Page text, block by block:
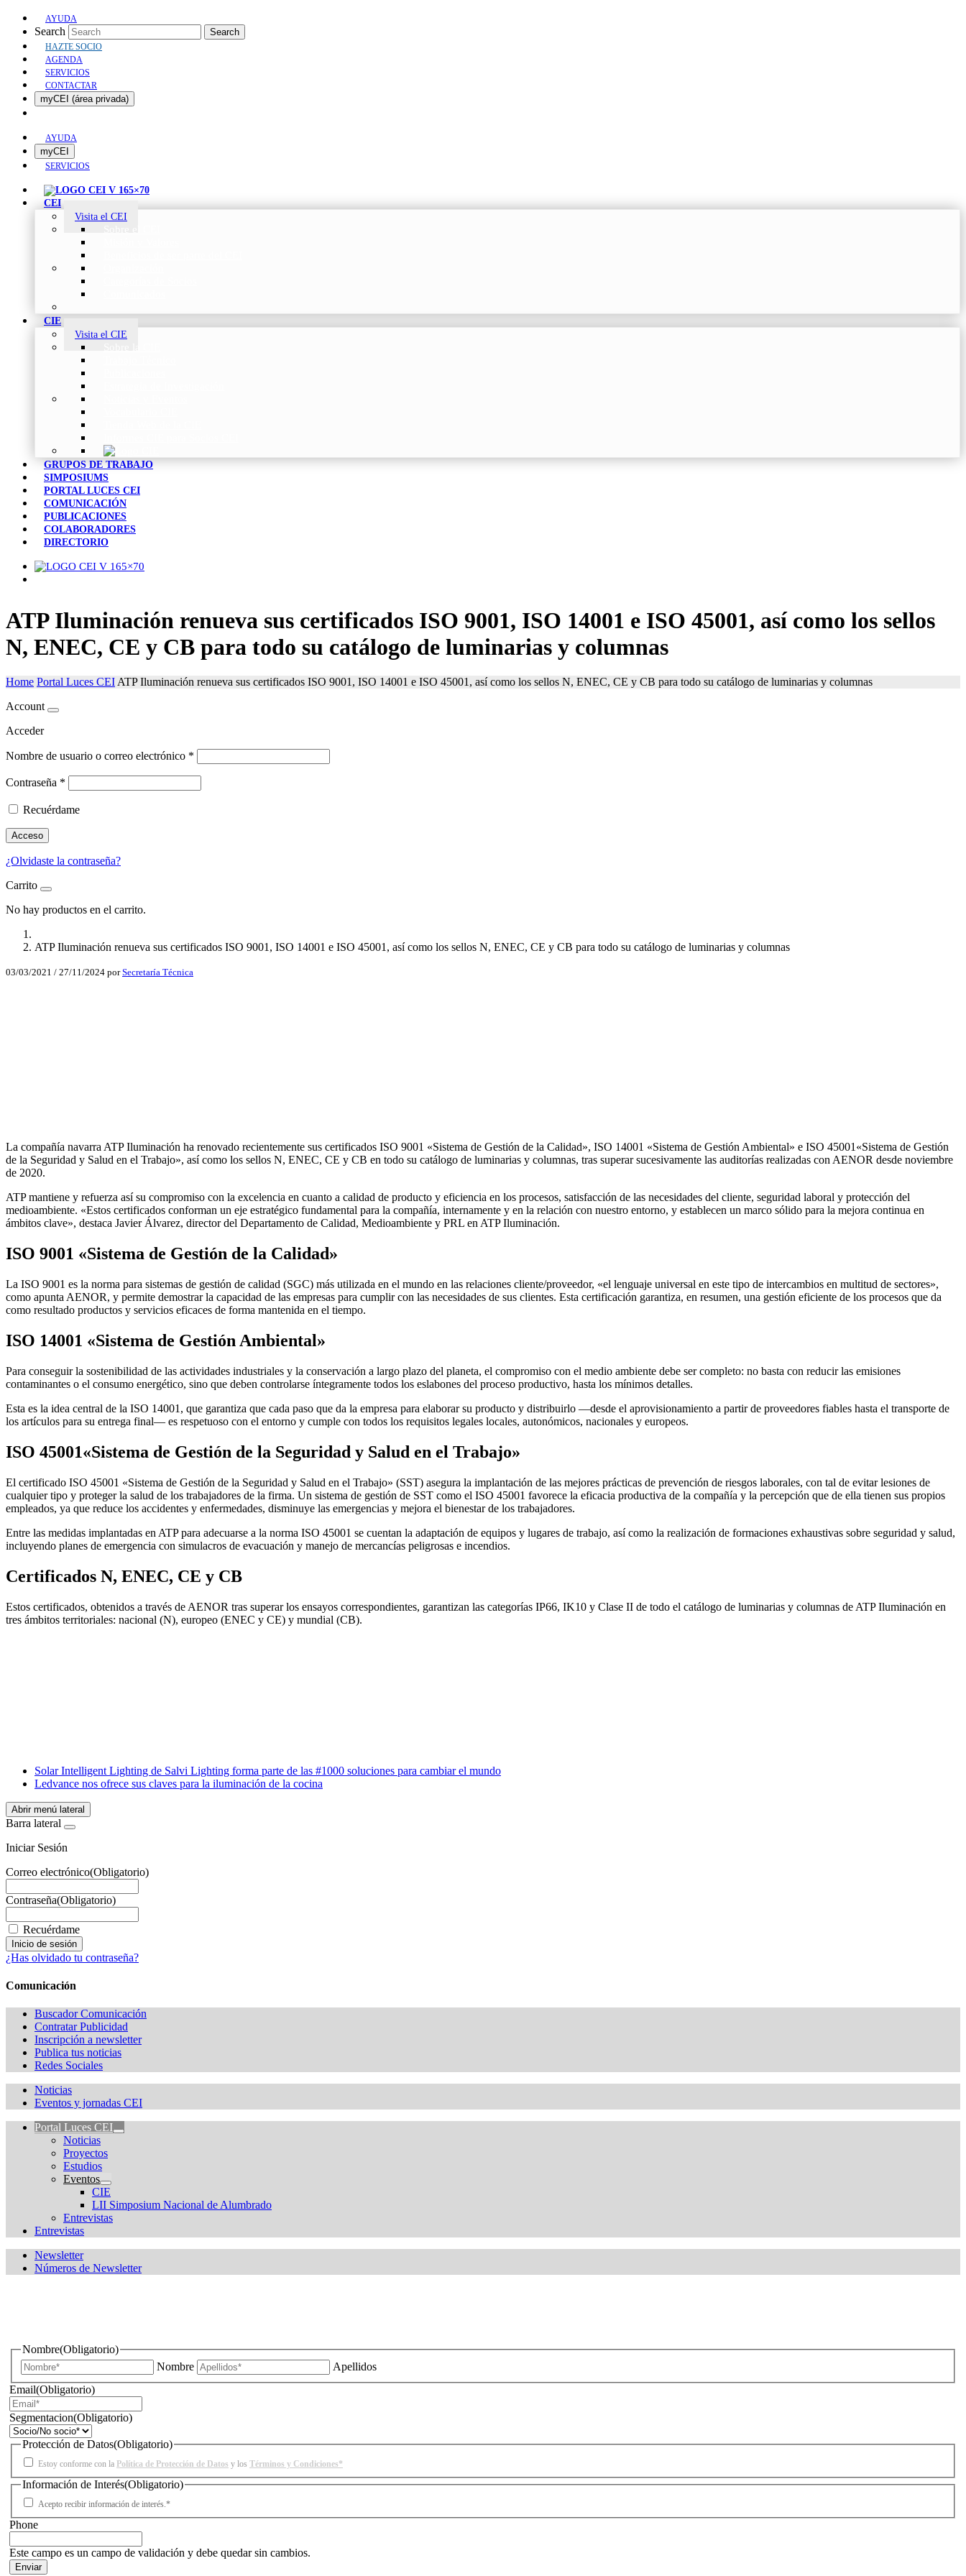
AYUDA
Search Search
HAZTE SOCIO
AGENDA
SERVICIOS
CONTACTAR
myCEI (área privada)
AYUDA
myCEI
SERVICIOS
CEI
Visita el CEI
CIE
Visita el CIE
GRUPOS DE TRABAJO
SIMPOSIUMS
PORTAL LUCES CEI
COMUNICACIÓN
PUBLICACIONES
COLABORADORES
DIRECTORIO
ATP Iluminación renueva sus certificados ISO 9001, ISO 14001 e ISO 45001, así como los sellos
N, ENEC, CE y CB para todo su catálogo de luminarias y columnas
Home Portal Luces CEIATP Iluminación renueva sus certificados ISO 9001, ISO 14001 e ISO 45001, así como los sellos N, ENEC, CE y CB para todo su catálogo de luminarias y columnas
Account
Acceder
Nombre de usuario o correo electrónico *
Contraseña *
Recuérdame
Acceso
¿Olvidaste la contraseña?
Carrito
No hay productos en el carrito.
ATP Iluminación renueva sus certificados ISO 9001, ISO 14001 e ISO 45001, así como los sellos N, ENEC, CE y CB para todo su catálogo de luminarias y columnas
03/03/2021 / 27/11/2024 porSecretaría Técnica
La compañía navarra ATP Iluminación ha renovado recientemente sus certificados ISO 9001 «Sistema de Gestión de la Calidad», ISO 14001 «Sistema de Gestión Ambiental» e ISO 45001«Sistema de Gestión
de la Seguridad y Salud en el Trabajo», así como los sellos N, ENEC, CE y CB en todo su catálogo de luminarias y columnas, tras superar sucesivamente las auditorías realizadas con AENOR desde noviembre
de 2020.
ATP mantiene y refuerza así su compromiso con la excelencia en cuanto a calidad de producto y eficiencia en los procesos, satisfacción de las necesidades del cliente, seguridad laboral y protección del
medioambiente. «Estos certificados conforman un eje estratégico fundamental para la compañía, internamente y en la relación con nuestro entorno, y establecen un marco sólido para la mejora continua en
ámbitos clave», destaca Javier Álvarez, director del Departamento de Calidad, Medioambiente y PRL en ATP Iluminación.
ISO 9001 «Sistema de Gestión de la Calidad»
La ISO 9001 es la norma para sistemas de gestión de calidad (SGC) más utilizada en el mundo en las relaciones cliente/proveedor, «el lenguaje universal en este tipo de intercambios en multitud de sectores»,
como apunta AENOR, y permite demostrar la capacidad de las empresas para cumplir con las necesidades de sus clientes. Esta certificación garantiza, en resumen, una gestión eficiente de los procesos que da
como resultado productos y servicios eficaces de forma mantenida en el tiempo.
ISO 14001 «Sistema de Gestión Ambiental»
Para conseguir la sostenibilidad de las actividades industriales y la conservación a largo plazo del planeta, el compromiso con el medio ambiente debe ser completo: no basta con reducir las emisiones
contaminantes o el consumo energético, sino que deben controlarse íntegramente todos los eslabones del proceso productivo, hasta los mínimos detalles.
Esta es la idea central de la ISO 14001, que garantiza que cada paso que da la empresa para elaborar su producto y distribuirlo —desde el aprovisionamiento a partir de proveedores fiables hasta el transporte de
los artículos para su entrega final— es respetuoso con el entorno y cumple con todos los requisitos legales locales, autonómicos, nacionales y europeos.
ISO 45001«Sistema de Gestión de la Seguridad y Salud en el Trabajo»
El certificado ISO 45001 «Sistema de Gestión de la Seguridad y Salud en el Trabajo» (SST) asegura la implantación de las mejores prácticas de prevención de riesgos laborales, con tal de evitar lesiones de
cualquier tipo y proteger la salud de los trabajadores de la firma. Un sistema de gestión de SST como el ISO 45001 favorece la eficacia productiva de la compañía y la percepción que de ella tienen sus propios
empleados, ya que reduce los accidentes y enfermedades, disminuye las emergencias y mejora el bienestar de los trabajadores.
Entre las medidas implantadas en ATP para adecuarse a la norma ISO 45001 se cuentan la adaptación de equipos y lugares de trabajo, así como la realización de formaciones exhaustivas sobre seguridad y salud,
incluyendo planes de emergencia con simulacros de evacuación y manejo de mercancías peligrosas e incendios.
Certificados N, ENEC, CE y CB
Estos certificados, obtenidos a través de AENOR tras superar los ensayos correspondientes, garantizan las categorías IP66, IK10 y Clase II de todo el catálogo de luminarias y columnas de ATP Iluminación en
tres ámbitos territoriales: nacional (N), europeo (ENEC y CE) y mundial (CB).
WhatsApp
Solar Intelligent Lighting de Salvi Lighting forma parte de las #1000 soluciones para cambiar el mundo
Ledvance nos ofrece sus claves para la iluminación de la cocina
Abrir menú lateral
Barra lateral
Iniciar Sesión
Correo electrónico(Obligatorio)
Contraseña(Obligatorio)
Recuérdame
¿Has olvidado tu contraseña?
Comunicación
Buscador Comunicación
Contratar Publicidad
Inscripción a newsletter
Publica tus noticias
Redes Sociales
Noticias
Eventos y jornadas CEI
Portal Luces CEI
Noticias
Proyectos
Estudios
Eventos
CIE
LII Simposium Nacional de Alumbrado
Entrevistas
Entrevistas
Newsletter
Números de Newsletter
Nombre(Obligatorio)
Nombre
Apellidos
Email(Obligatorio)
Segmentacion(Obligatorio)
Protección de Datos(Obligatorio)
Estoy conforme con la Política de Protección de Datos y los Términos y Condiciones*
Información de Interés(Obligatorio)
Acepto recibir información de interés.*
Phone
Este campo es un campo de validación y debe quedar sin cambios.